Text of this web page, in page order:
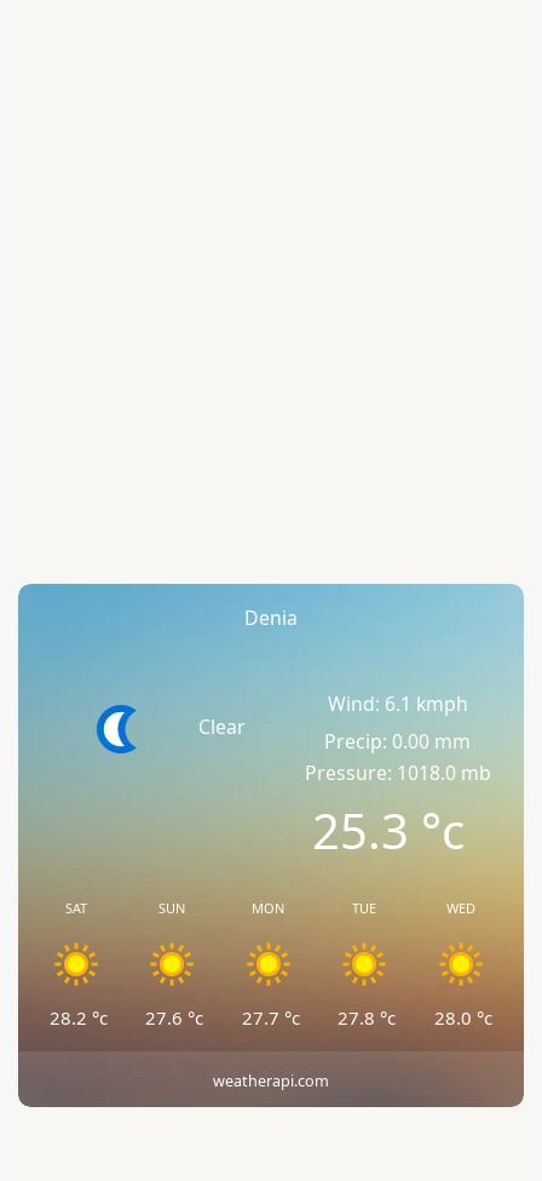
Denia
Clear
Wind: 6.1 kmph
Precip: 0.00 mm
Pressure: 1018.0 mb
25.3 °c
SAT
28.2 °c
SUN
27.6 °c
MON
27.7 °c
TUE
27.8 °c
WED
28.0 °c
weatherapi.com